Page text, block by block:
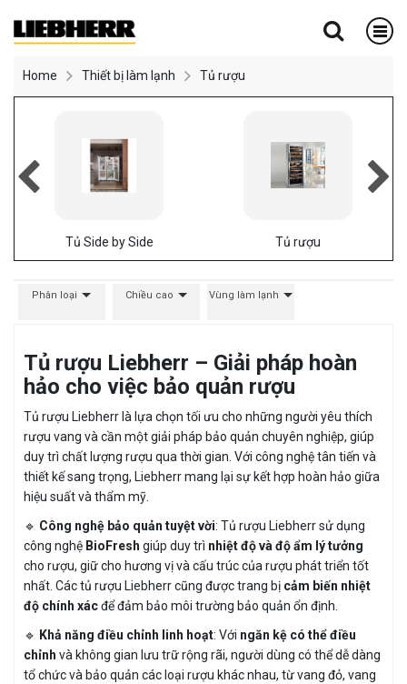
Home Thiết bị làm lạnh Tủ rượu
Tủ Side by Side Tủ rượu
Phân loại Chiều cao Vùng làm lạnh
Tủ rượu Liebherr – Giải pháp hoàn
hảo cho việc bảo quản rượu
Tủ rượu Liebherr là lựa chọn tối ưu cho những người yêu thích
rượu vang và cần một giải pháp bảo quản chuyên nghiệp, giúp
duy trì chất lượng rượu qua thời gian. Với công nghệ tân tiến và
thiết kế sang trọng, Liebherr mang lại sự kết hợp hoàn hảo giữa
hiệu suất và thẩm mỹ.
🔹 Công nghệ bảo quản tuyệt vời: Tủ rượu Liebherr sử dụng
công nghệ BioFresh giúp duy trì nhiệt độ và độ ẩm lý tưởng
cho rượu, giữ cho hương vị và cấu trúc của rượu phát triển tốt
nhất. Các tủ rượu Liebherr cũng được trang bị cảm biến nhiệt
độ chính xácđể đảm bảo môi trường bảo quản ổn định.
🔹 Khả năng điều chỉnh linh hoạt: Với ngăn kệ có thể điều
chỉnh và không gian lưu trữ rộng rãi, người dùng có thể dễ dàng
tổ chức và bảo quản các loại rượu khác nhau, từ vang đỏ, vang